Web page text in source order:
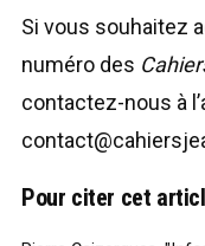
Si vous souhaitez
numéro des
contactez-nous à
Pour citer cet